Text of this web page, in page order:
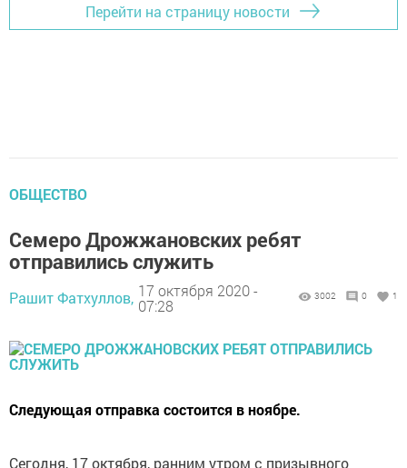
Перейти на страницу новости
ОБЩЕСТВО
Семеро Дрожжановских ребят
отправились служить
Рашит Фатхуллов, 17 октября 2020 -
07:28
3002 0 1
Следующая отправка состоится в ноябре.
Сегодня, 17 октября, ранним утром с призывного